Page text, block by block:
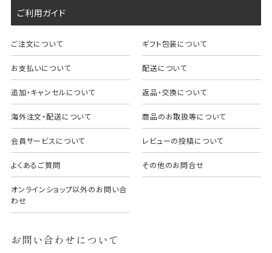
ご利用ガイド
ご注文について ギフト包装について
お支払いについて 配送について
追加・キャンセルについて 返品・交換について
海外注文・配送について 商品のお取扱等について
会員サービスについて レビューの投稿について
よくあるご質問 その他のお問合せ
オンラインショップ以外のお問い合
わせ
お問い合わせについて